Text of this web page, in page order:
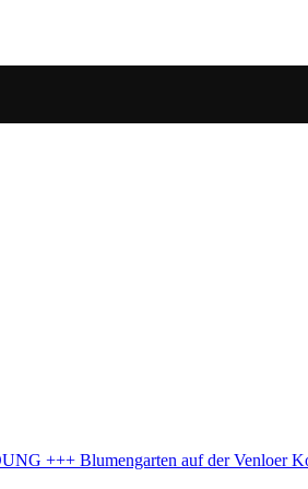
in Köln abgesagt – Stadt erklärt warum